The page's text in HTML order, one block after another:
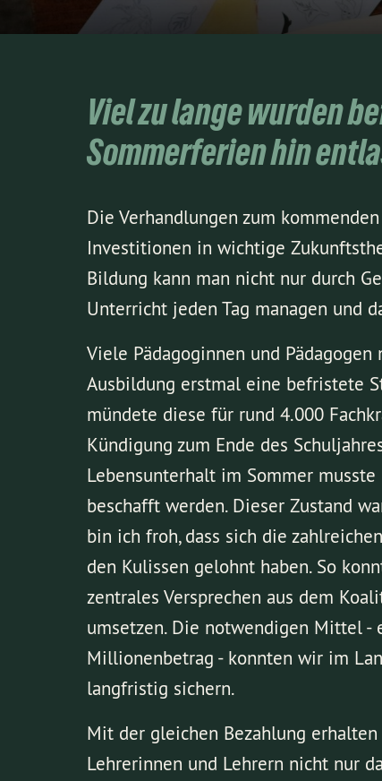
Viel zu lange wurden
Sommerferien hin
Die Verhandlungen zum
Investitionen in wichtige
Bildung kann man nicht nur durch
Unterricht jeden Tag managen und
Viele Pädagoginnen und Pädagogen
Ausbildung erstmal eine befristete
mündete diese für rund 4.000
Kündigung zum Ende des
Lebensunterhalt im Sommer
beschafft werden. Dieser Zustand
bin ich froh, dass sich die
den Kulissen gelohnt haben. So
zentrales Versprechen aus dem
umsetzen. Die notwendigen Mittel -
Millionenbetrag - konnten wir im
langfristig sichern.
Mit der gleichen Bezahlung
Lehrerinnen und Lehrern nicht nur